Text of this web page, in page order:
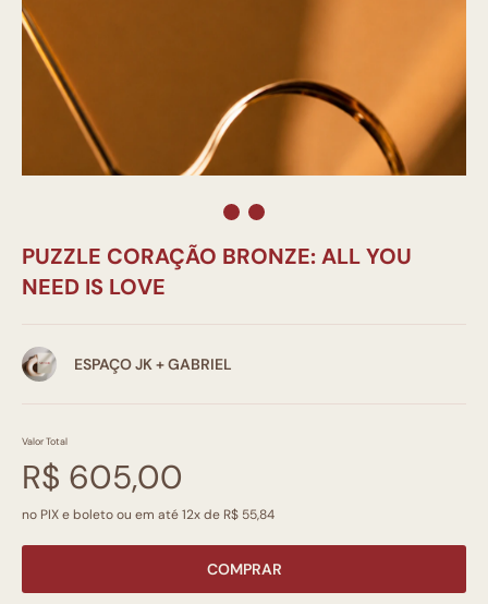
PUZZLE CORAÇÃO BRONZE: ALL YOU
NEED IS LOVE
ESPAÇO JK + GABRIEL
Valor Total
R$ 605,00
no PIX e boleto ou em até 12x de R$ 55,84
COMPRAR